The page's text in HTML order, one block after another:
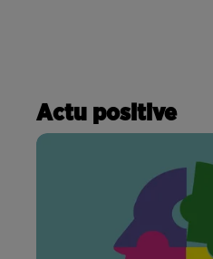
Actu positive